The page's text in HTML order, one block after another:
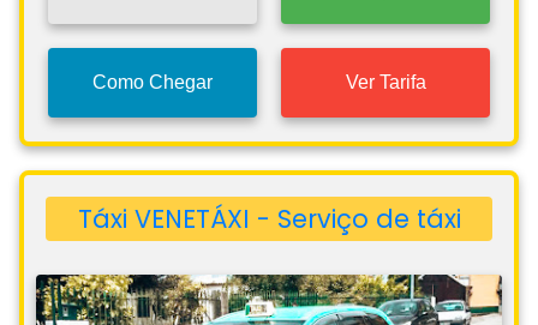
Como Chegar Ver Tarifa
Táxi VENETÁXI - Serviço de táxi